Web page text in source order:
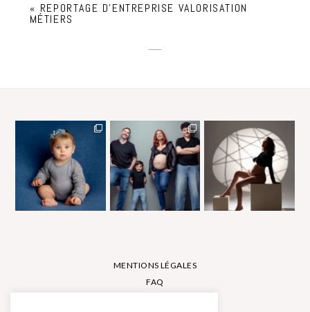
« REPORTAGE D’ENTREPRISE VALORISATION
MÉTIERS
MENTIONS LÉGALES
FAQ